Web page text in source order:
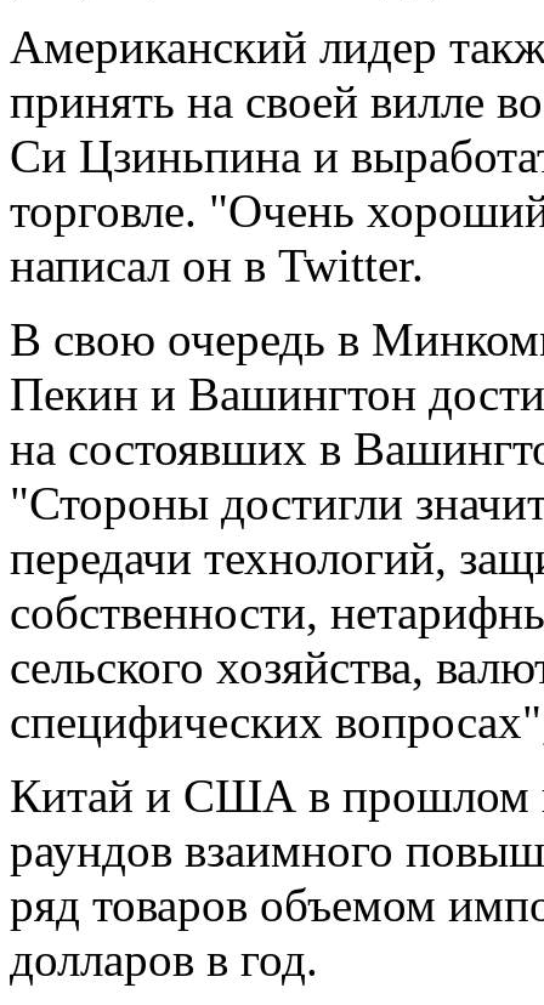
Американский лидер
принять на своей вилле
Си Цзиньпина и
торговле. "Очень
написал он в Twitter.
В свою очередь в
Пекин и Вашингтон
на состоявших в
"Стороны достигли
передачи технологий,
собственности,
сельского хозяйства,
специфических
Китай и США в прошлом
раундов взаимного
ряд товаров объемом
долларов в год.